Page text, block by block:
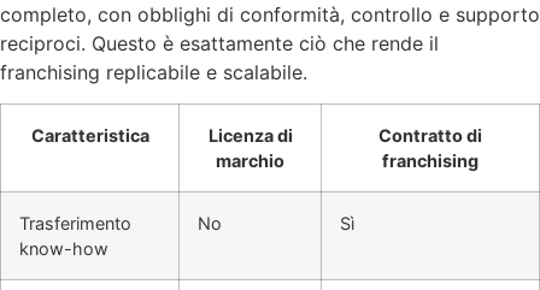
completo, con obblighi di conformità, controllo e supporto
reciproci. Questo è esattamente ciò che rende il
franchising replicabile e scalabile.
Caratteristica
Licenza di
marchio
Contratto di
franchising
Trasferimento
know-how
No Sì